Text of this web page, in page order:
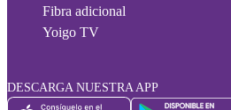
Fibra adicional
Yoigo TV
DESCARGA NUESTRA APP